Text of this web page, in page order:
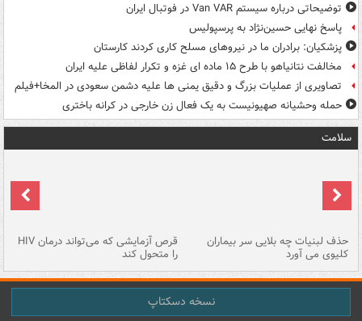
توضیحاتی درباره سیستم Van VAR در فوتبال ایران
پاسخ نهایی حسین‌نژاد به پرسپولیس
پزشکیان: برادران ما در نیروهای مسلح کاری کردند کارستان
مخالفت نتانیاهو با طرح ۱۵ ماده ای غزه و تکرار لفاظی علیه ایران
تصاویری از عملیات بزرگ و دقیق یمنی ها علیه دشمن سعودی در المخا+فیلم
حمله وحشیانه صهیونیست به یک فعال زن خارجی در کرانه باختری
سلامت
حذف لبنیات چه بلایی سر بیماران
کلیوی می آورد
قرص آزمایشی که می‌تواند درمان HIV
را متحول کند
نسخه دسکتاپ